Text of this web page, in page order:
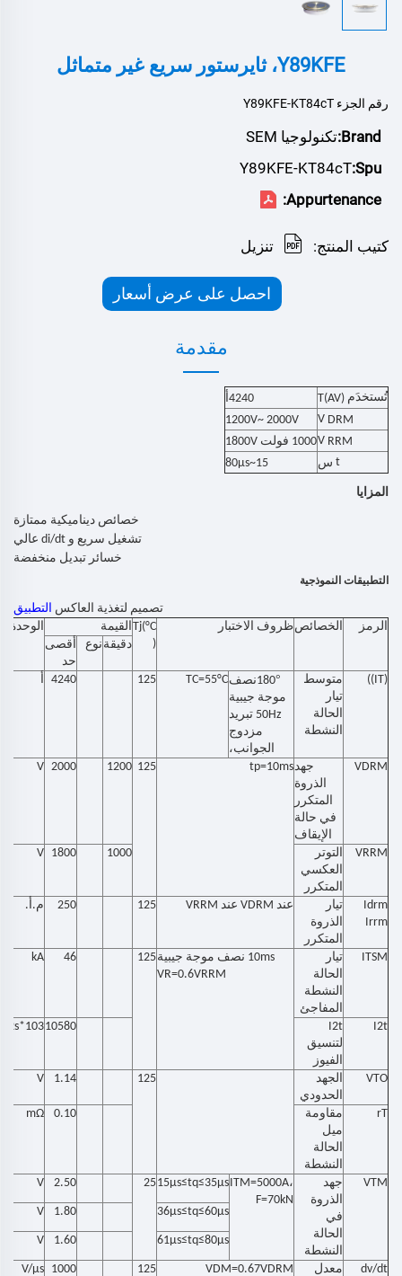
Y89KFE، ثايرستور سريع غير متماثل
رقم الجزء Y89KFE-KT84cT
Brand: تكنولوجيا SEM
Spu:
Y89KFE-KT84cT
Appurtenance:
كتيب المنتج: تنزيل
احصل على عرض أسعار
مقدمة
تُستخدَم T(AV)
4240أ
V DRM
1200V~ 2000V
V RRM 1000 فولت 1800V
t س 15~80µs
المزايا
خصائص ديناميكية ممتازة
تشغيل سريع و di/dt عالي
خسائر تبديل منخفضة
التطبيقات النموذجية
تصميم لتغذية العاكس التطبيق
الرمز
الخصائصظروف الاختبار
Tj(°C
)
القيمة
الوحدة
دقيقة نوع
أقصى
حد
(IT))
متوسط
تيار
الحالة
النشطة
180°
نصف
موجة جيبية
50Hz تبريد
مزدوج
الجوانب،
TC=55°C
125
4240
VDRM
جهد
الذروة
المتكرر
في حالة
الإيقاف
tp=10ms
125
1200
2000
V
VRRM
التوتر
العكسي
المتكرر
1000
1800
V
Idrm
Irrm
تيار
الذروة
المتكرر
عند VDRM عند VRRM 125
250 م.أ.
ITSM
تيار
الحالة
النشطة
المفاجئ
10ms نصف موجة جيبية
VR=0.6VRRM
125
46
kA
I2t
I2t
لتنسيق
الفيوز
10580
A2s*103
VTO
الجهد
الحدودي
125
1.14
V
rT
مقاومة
ميل
الحالة
النشطة
0.10
mΩ
VTM
جهد
الذروة
في
الحالة
النشطة
ITM=5000A،
F=70kN
15μs≤tq≤35µs
25
2.50
V
36μs≤tq≤60µs
1.80
V
61μs≤tq≤80µs
1.60
V
dv/dt
معدل
VDM=0.67VDRM
125
1000
V/μs